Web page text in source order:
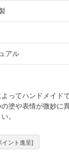
アル
ってハンドメイド
塗や表情が微妙に
。
イント進呈]